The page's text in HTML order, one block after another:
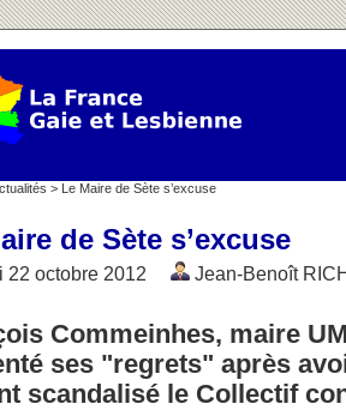
> Le Maire de Sète s’excuse
de Sète s’excuse
22 octobre 2012 Jean-Benoît
Commeinhes, maire
ses "regrets" après
scandalisé le Collectif